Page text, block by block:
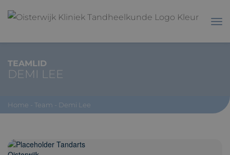
TEAMLID
DEMI LEE
Home - Team - Demi Lee